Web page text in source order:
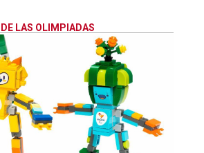
LAS OLIMPIADAS